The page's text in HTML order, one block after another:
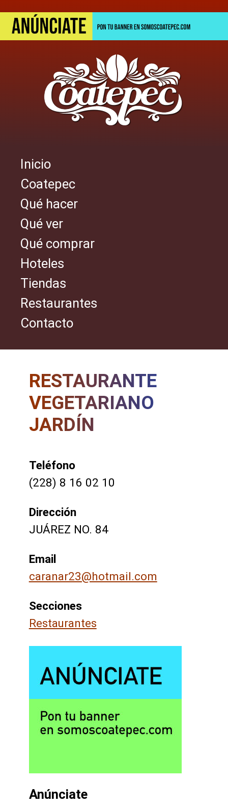
contenido
Navegación
principal
Inicio
Coatepec
Qué hacer
Qué ver
Qué comprar
Hoteles
Tiendas
Restaurantes
Contacto
RESTAURANTE
VEGETARIANO
JARDÍN
Teléfono
(228) 8 16 02 10
Dirección
JUÁREZ NO. 84
Email
caranar23@hotmail.com
Secciones
Restaurantes
Anúnciate